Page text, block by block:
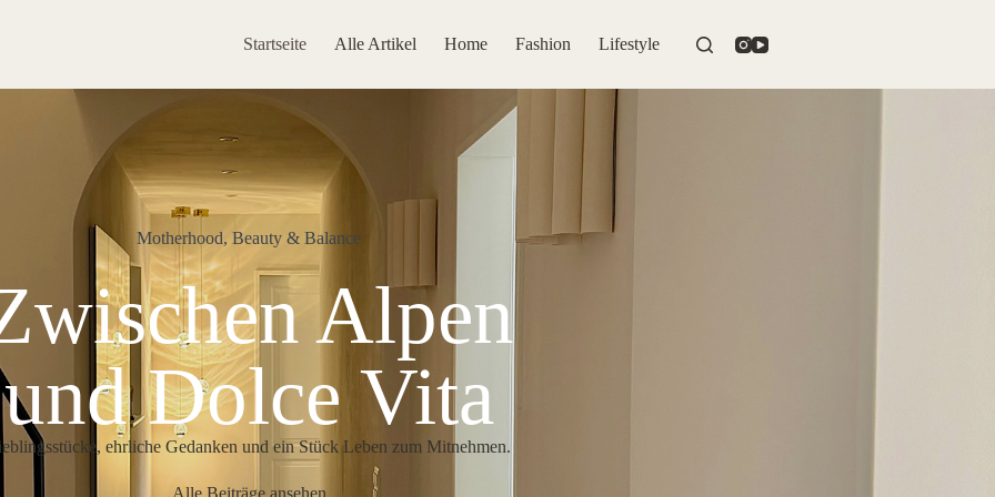
Startseite Alle Artikel Home Fashion Lifestyle
Motherhood, Beauty & Balance
Alpen
und Dolce Vita
ehrliche Gedanken und ein Stück Leben zum Mitnehmen.
Alle Beiträge ansehen